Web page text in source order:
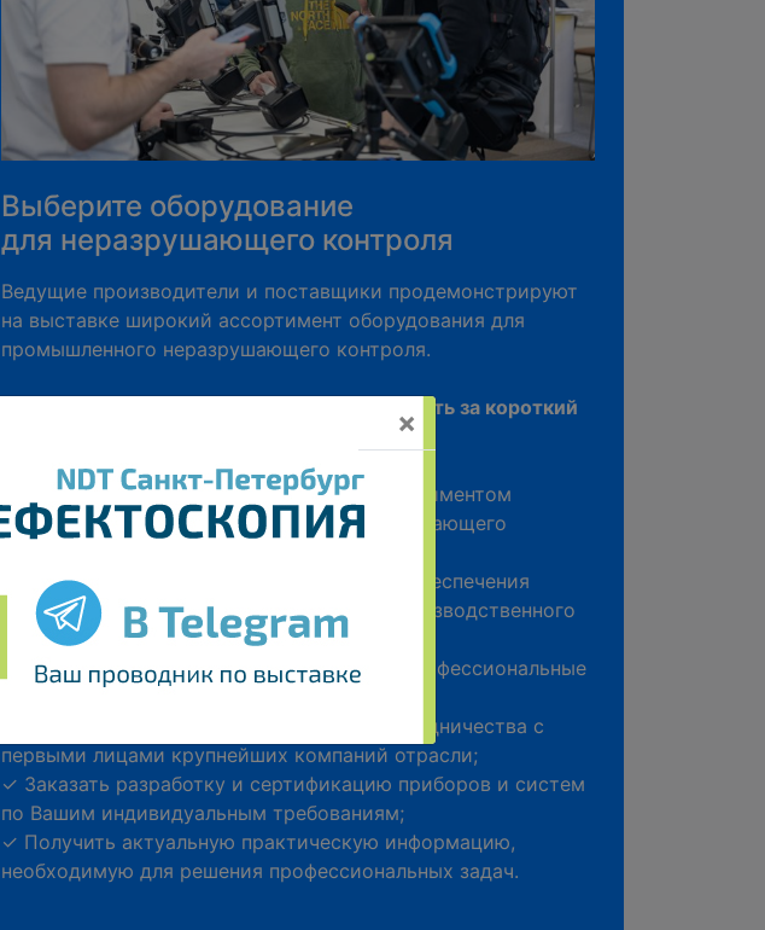
Выберите оборудование
для неразрушающего контроля
Ведущие производители и поставщики продемонстрируют
на выставке широкий ассортимент оборудования для
промышленного неразрушающего контроля.
ваша возможность за короткий
✓ Вживую ознакомиться с широким ассортиментом
оборудования для осуществления неразрушающего
✓ Сравнить и выбрать оборудование для обеспечения
требований качества на разных этапах производственного
процесса;
✓ Найти новых поставщиков и получить профессиональные
✓ Обсудить индивидуальные условия сотрудничества с
первыми лицами крупнейших компаний отрасли;
✓ Заказать разработку и сертификацию приборов и систем
по Вашим индивидуальным требованиям;
✓ Получить актуальную практическую информацию,
необходимую для решения профессиональных задач.
×